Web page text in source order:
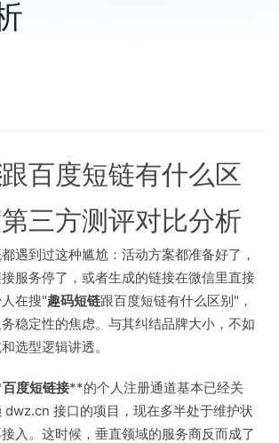
跟百度短链有什么区
三方测评对比分析
遇到过这种尴尬：活动方案都准备好了，
服务停了，或者生成的链接在微信里直接
在搜"趣码短链跟百度短链有什么区别"，
稳定性的焦虑。与其纠结品牌大小，不如
选型逻辑讲透。
百度短链接**的个人注册通道基本已经关
dwz.cn 接口的项目，现在多半处于维护状
入。这时候，垂直领域的服务商反而成了